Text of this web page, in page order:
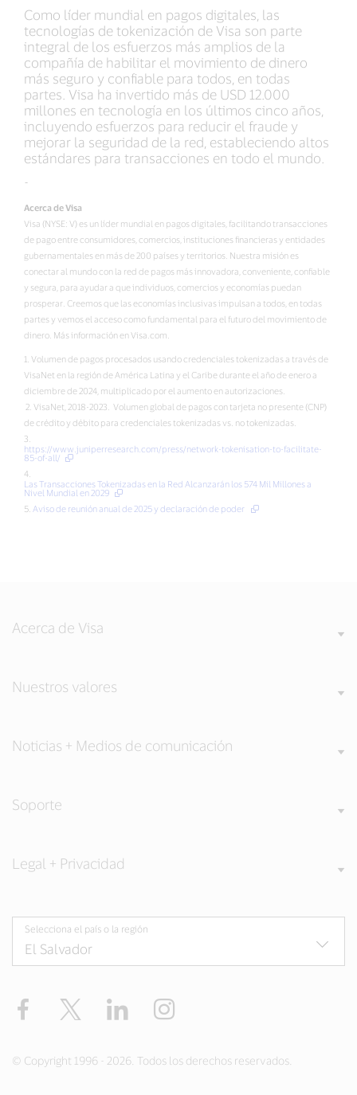
Como líder mundial en pagos digitales, las
tecnologías de tokenización de Visa son parte
integral de los esfuerzos más amplios de la
compañía de habilitar el movimiento de dinero
más seguro y confiable para todos, en todas
partes. Visa ha invertido más de USD 12.000
millones en tecnología en los últimos cinco años,
incluyendo esfuerzos para reducir el fraude y
mejorar la seguridad de la red, estableciendo altos
estándares para transacciones en todo el mundo.
-
Acerca de Visa
Visa (NYSE: V) es un líder mundial en pagos digitales, facilitando transacciones
de pago entre consumidores, comercios, instituciones financieras y entidades
gubernamentales en más de 200 países y territorios. Nuestra misión es
conectar al mundo con la red de pagos más innovadora, conveniente, confiable
y segura, para ayudar a que individuos, comercios y economías puedan
prosperar. Creemos que las economías inclusivas impulsan a todos, en todas
partes y vemos el acceso como fundamental para el futuro del movimiento de
dinero. Más información en Visa.com.
1. Volumen de pagos procesados usando credenciales tokenizadas a través de
VisaNet en la región de América Latina y el Caribe durante el año de enero a
diciembre de 2024, multiplicado por el aumento en autorizaciones.
2. VisaNet, 2018-2023. Volumen global de pagos con tarjeta no presente (CNP)
de crédito y débito para credenciales tokenizadas vs. no tokenizadas.
3.
https://www.juniperresearch.com/press/network-tokenisation-to-facilitate-
85-of-all/
4.
Las Transacciones Tokenizadas en la Red Alcanzarán los 574 Mil Millones a
Nivel Mundial en 2029
5. Aviso de reunión anual de 2025 y declaración de poder
Acerca de Visa
Nuestros valores
Noticias + Medios de comunicación
Soporte
Legal + Privacidad
Selecciona el país o la región
Facebook Twitter LinkedIn
© Copyright 1996 - 2026. Todos los derechos reservados.